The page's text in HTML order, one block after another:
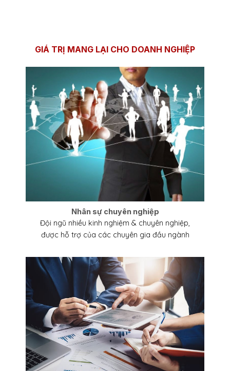
GIÁ TRỊ MANG LẠI CHO DOANH NGHIỆP
Nhân sự chuyên nghiệp
Đội ngũ nhiều kinh nghiệm & chuyên nghiệp,
được hỗ trợ của các chuyên gia đầu ngành